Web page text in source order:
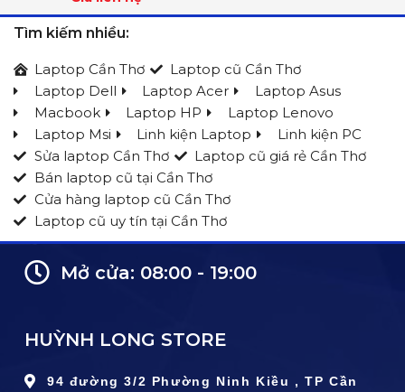
255HX 2.4 GHz (30MB
Cache, up to 5.2 GHz, 20
cores, 20 Threads); Intel®
Tìm kiếm nhiều:
Laptop Cần Thơ
Laptop cũ Cần Thơ
Laptop Dell
Laptop Acer
Laptop Asus
Macbook
Laptop HP
Laptop Lenovo
Laptop Msi
Linh kiện Laptop
Linh kiện PC
Sửa laptop Cần Thơ
Laptop cũ giá rẻ Cần Thơ
Bán laptop cũ tại Cần Thơ
Cửa hàng laptop cũ Cần Thơ
Laptop cũ uy tín tại Cần Thơ
Mở cửa: 08:00 - 19:00
HUỲNH LONG STORE
94 đường 3/2 Phường Ninh Kiều , TP Cần